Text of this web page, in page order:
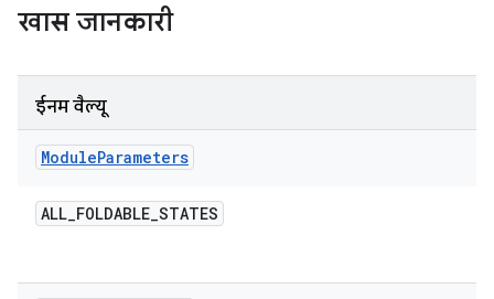
खास जानकारी
ईनम वैल्यू
ModuleParameters
ALL_FOLDABLE_STATES